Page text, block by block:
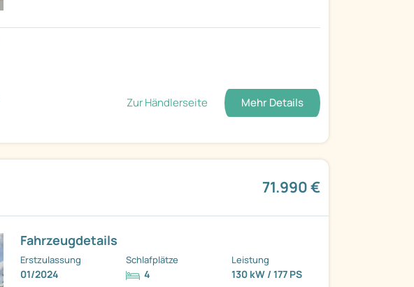
Zur Händlerseite Mehr Details
71.990 €
Fahrzeugdetails
Erstzulassung
01/2024
Schlafplätze
4
Leistung
130 kW / 177 PS